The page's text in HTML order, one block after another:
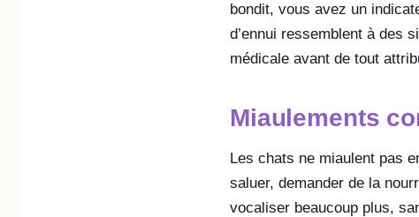
bondit, vous avez un
d’ennui ressemblent à des
médicale avant de tout
Miaulements
Les chats ne miaulent pas
saluer, demander de la
vocaliser beaucoup plus,